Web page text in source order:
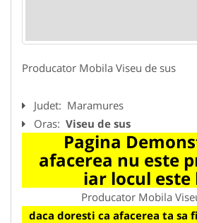
Producator Mobila Viseu de sus
Judet: Maramures
Oras: Viseu de sus
Pagina
afacerea nu este
iar locul este
Producator Mobila
daca doresti ca afacerea ta sa